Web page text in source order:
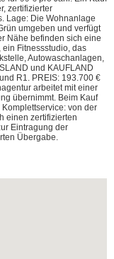
zertifizierter
Lage: Die Wohnanlage
umgeben und verfügt
Nähe befinden sich eine
Fitnessstudio, das
Autowaschanlagen,
und KAUFLAND
R1. PREIS: 193.700 €
arbeitet mit einer
übernimmt. Beim Kauf
von der
einen zertifizierten
Eintragung der
Übergabe.